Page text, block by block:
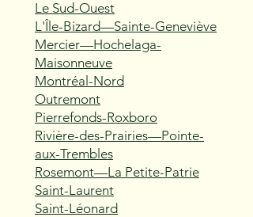
Le Sud-Ouest
L'Île-Bizard—Sainte-Geneviève
Mercier—Hochelaga-
Maisonneuve
Montréal-Nord
Outremont
Pierrefonds-Roxboro
Rivière-des-Prairies—Pointe-
aux-Trembles
Rosemont—La Petite-Patrie
Saint-Laurent
Saint-Léonard